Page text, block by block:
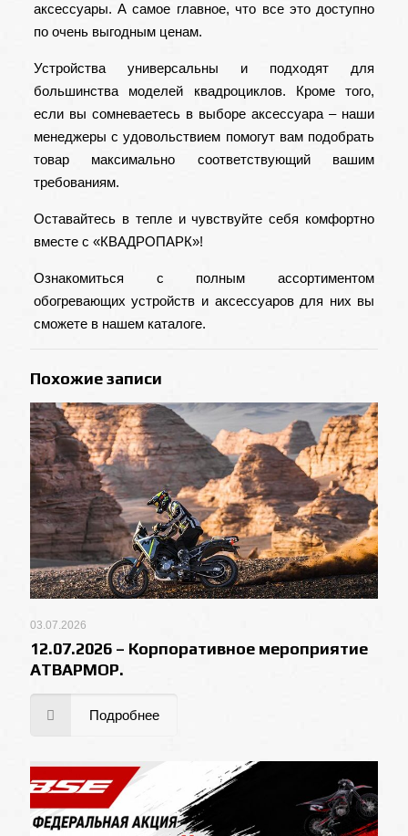
аксессуары. А самое главное, что все это доступно
по очень выгодным ценам.
Устройства универсальны и подходят для
большинства моделей квадроциклов. Кроме того,
если вы сомневаетесь в выборе аксессуара – наши
менеджеры с удовольствием помогут вам подобрать
товар максимально соответствующий вашим
требованиям.
Оставайтесь в тепле и чувствуйте себя комфортно
вместе с «КВАДРОПАРК»!
Ознакомиться с полным ассортиментом
обогревающих устройств и аксессуаров для них вы
сможете в нашем каталоге.
Похожие записи
03.07.2026
12.07.2026 – Корпоративное мероприятие
АТВАРМОР.
Подробнее